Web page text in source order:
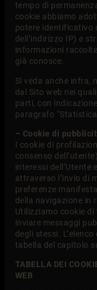
tempo di
cookie abbiamo
potere identificativo
dell’indirizzo IP) e
informazioni
già conosce.
Si veda anche infra,
dal Sito web nei
parti, con
paragrafo
– Cookie di
I cookie di
consenso
interessi dell’Utente
attraverso l’invio di
preferenze
della navigazione in
Utilizziamo cookie
inviare messaggi
degli stessi.
tabella del capitolo
TABELLA DEI
WEB